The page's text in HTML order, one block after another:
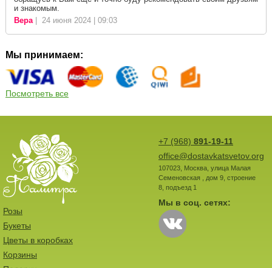
и знакомым.
Вера| 24 июня 2024 | 09:03
Мы принимаем:
Посмотреть все
+7 (968) 891-19-11
office@dostavkatsvetov.org
107023, Москва, улица Малая
Семеновская , дом 9, строение
8, подъезд 1
Мы в соц. сетях:
Розы
Букеты
Цветы в коробках
Корзины